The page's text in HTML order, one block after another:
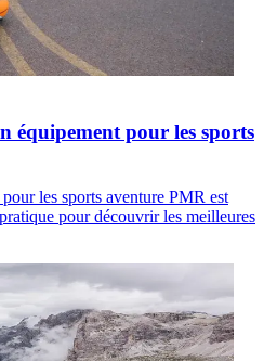
équipement pour les sports
les sports aventure PMR est
pour découvrir les meilleures